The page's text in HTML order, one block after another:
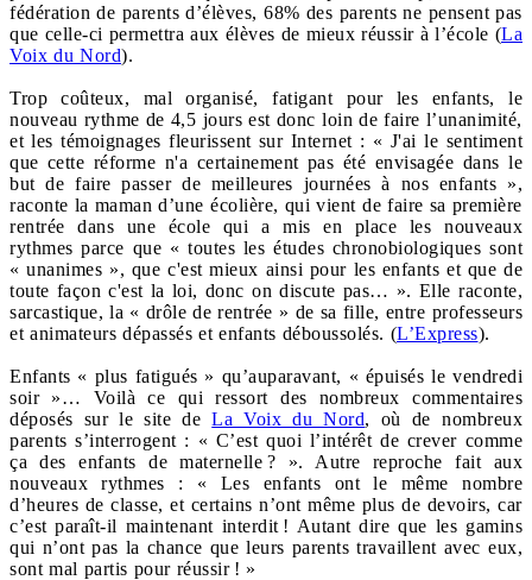
fédération de parents d’élèves, 68% des parents ne pensent pas
que celle-ci permettra aux élèves de mieux réussir à l’école (La
Voix du Nord).
Trop coûteux, mal organisé, fatigant pour les enfants, le
nouveau rythme de 4,5 jours est donc loin de faire l’unanimité,
et les témoignages fleurissent sur Internet : « J'ai le sentiment
que cette réforme n'a certainement pas été envisagée dans le
but de faire passer de meilleures journées à nos enfants »,
raconte la maman d’une écolière, qui vient de faire sa première
rentrée dans une école qui a mis en place les nouveaux
rythmes parce que « toutes les études chronobiologiques sont
« unanimes », que c'est mieux ainsi pour les enfants et que de
toute façon c'est la loi, donc on discute pas… ». Elle raconte,
sarcastique, la « drôle de rentrée » de sa fille, entre professeurs
et animateurs dépassés et enfants déboussolés. (L’Express).
Enfants « plus fatigués » qu’auparavant, « épuisés le vendredi
soir »… Voilà ce qui ressort des nombreux commentaires
déposés sur le site deLa Voix du Nord, où de nombreux
parents s’interrogent : « C’est quoi l’intérêt de crever comme
ça des enfants de maternelle ? ». Autre reproche fait aux
nouveaux rythmes : « Les enfants ont le même nombre
d’heures de classe, et certains n’ont même plus de devoirs, car
c’est paraît-il maintenant interdit ! Autant dire que les gamins
qui n’ont pas la chance que leurs parents travaillent avec eux,
sont mal partis pour réussir ! »